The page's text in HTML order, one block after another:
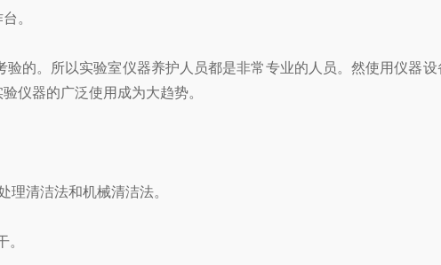
。
。所以实验室仪器养护人员都是非常专业的人员。然使用仪器设
仪器的广泛使用成为大趋势。
清洁法和机械清洁法。